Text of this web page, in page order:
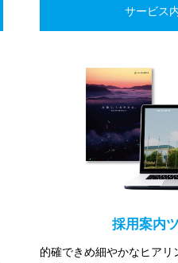
採用案内
的確できめ細やかなヒア